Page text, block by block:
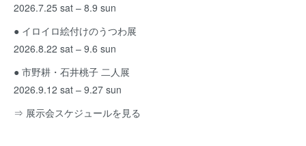
2026.7.25 sat – 8.9 sun
● イロイロ絵付けのうつわ展
2026.8.22 sat – 9.6 sun
● 市野耕・石井桃子 二人展
2026.9.12 sat – 9.27 sun
⇒ 展示会スケジュールを見る